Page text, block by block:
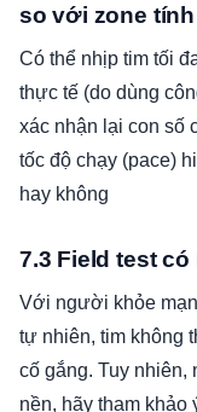
so với zone
Có thể nhịp tim tối
thực tế (do dùng
xác nhận lại con số
tốc độ chạy (pace)
hay không
7.3 Field test
Với người khỏe
tự nhiên, tim không
cố gắng. Tuy nhiên,
nền, hãy tham